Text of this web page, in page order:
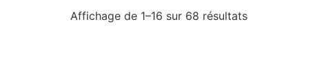
Affichage de 1–16 sur 68 résultats